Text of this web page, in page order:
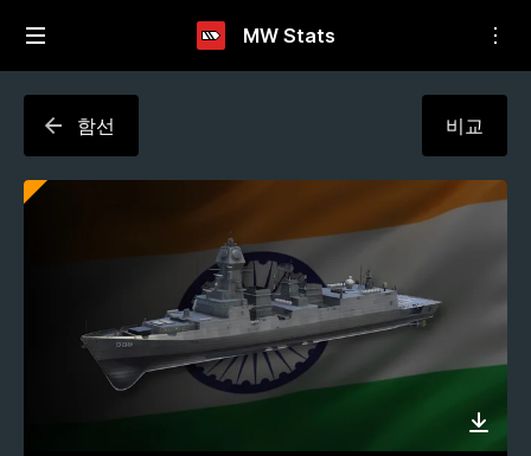
MW Stats
함선 비교